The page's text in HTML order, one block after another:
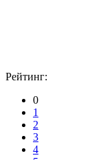
Рейтинг:
0
1
2
3
4